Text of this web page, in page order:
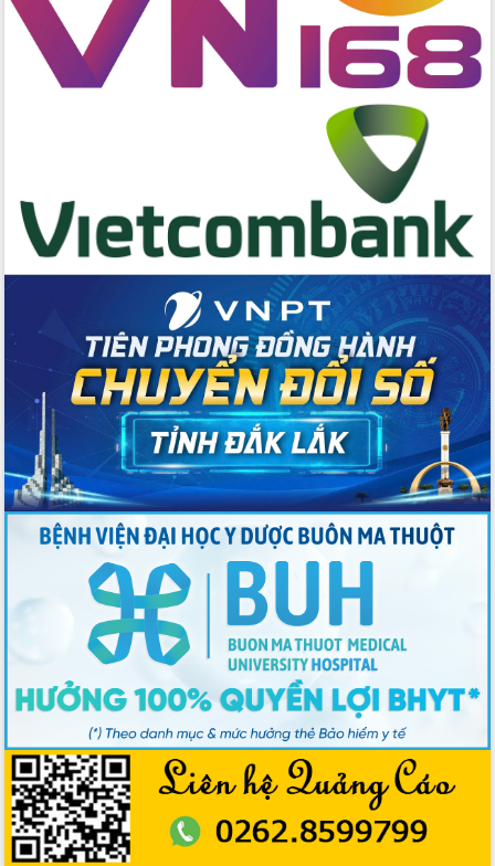
Phó Bí thư Tỉnh ủy Đắk Lắk Đỗ Hữu
Huy giữ chức Bí thư Đảng ủy Ủy Ban
Nhân dân tỉnh
Bệnh án điện tử thúc đẩy chuyển đổi
chức diễn tập trước ngày bầu cử
Chương trình “Gặp gỡ hữu nghị –
Friendship Meeting New Year 2026”
Bầu cử Quốc hội và HĐND: Cử tri Đắk
Lắk gửi gắm niềm tin, kỳ vọng vào lá
phiếu
Đắk Lắk sẵn sàng các điều kiện cho
Ngày hội bầu cử đại biểu Quốc hội
khóa XVI và HĐND các cấp nhiệm kỳ
2026-2031
Đảm bảo cuộc bầu cử đại biểu Quốc
hội và đại biểu HĐND các cấp diễn ra
an toàn, hiệu quả, đúng quy định
Thủ tướng Chính phủ Phạm Minh Chính
kiểm tra, chỉ đạo hoàn thành các dự
án cao tốc và thăm khu tái định cư tại
Sôi nổi Hội đua ngựa truyền thống Gò
Thì Thùng mừng Xuân Bính Ngọ 2026
Lãnh đạo tỉnh dâng hương tưởng niệm
tại Đập Đồng Cam đầu Xuân Bính Ngọ
Ngành nông nghiệp phấn đấu tăng
trưởng đạt 5,86% trong năm 2026
UBND tỉnh Đắk Lắk triển khai công tác
quốc phòng, quân sự địa phương năm
2026
Đắk Lắk tập trung toàn lực khắc phục
tồn tại IUU, sẵn sàng làm việc với